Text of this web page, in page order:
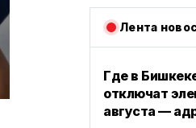
Лента
Где в
отключат
августа —